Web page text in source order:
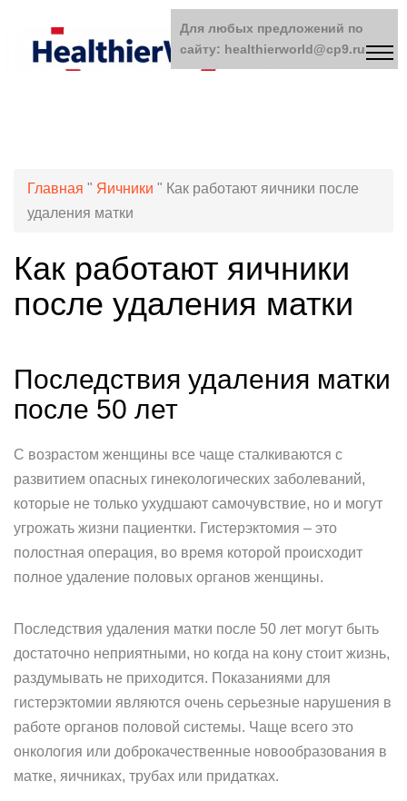
Главная " Яичники " Как работают яичники после
удаления матки
Как работают яичники
после удаления матки
Последствия удаления матки
после 50 лет
С возрастом женщины все чаще сталкиваются с
развитием опасных гинекологических заболеваний,
которые не только ухудшают самочувствие, но и могут
угрожать жизни пациентки. Гистерэктомия – это
полостная операция, во время которой происходит
полное удаление половых органов женщины.
Последствия удаления матки после 50 лет могут быть
достаточно неприятными, но когда на кону стоит жизнь,
раздумывать не приходится. Показаниями для
гистерэктомии являются очень серьезные нарушения в
работе органов половой системы. Чаще всего это
онкология или доброкачественные новообразования в
матке, яичниках, трубах или придатках.
Для любых предложений по
сайту: healthierworld@cp9.ru